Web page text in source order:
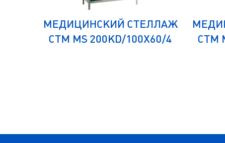
МЕДИЦИНСКИЙ СТЕЛЛАЖ
СТМ MS 200KD/100Х60/4
СТМ